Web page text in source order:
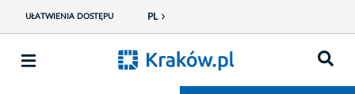
UŁATWIENIA DOSTĘPU PL